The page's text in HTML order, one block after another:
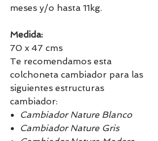
meses y/o hasta 11kg.
Medida:
70 x 47 cms
Te recomendamos esta
colchoneta cambiador para las
siguientes estructuras
cambiador:
Cambiador Nature Blanco
Cambiador Nature Gris